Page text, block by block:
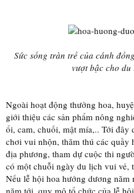
Sức sống tràn trề của cánh
vượt bậc cho
Ngoài hoạt động thưởng hoa,
giới thiệu các sản phẩm nông
ổi, cam, chuối, mật mía,.. Tới đây
chơi vui nhộn, thăm thú các quầy
địa phương, tham dự cuộc thi
có một chuỗi ngày du lịch vui vẻ,
Nếu lễ hội hoa hướng dương
năm tới, quy mô tổ chức của lễ